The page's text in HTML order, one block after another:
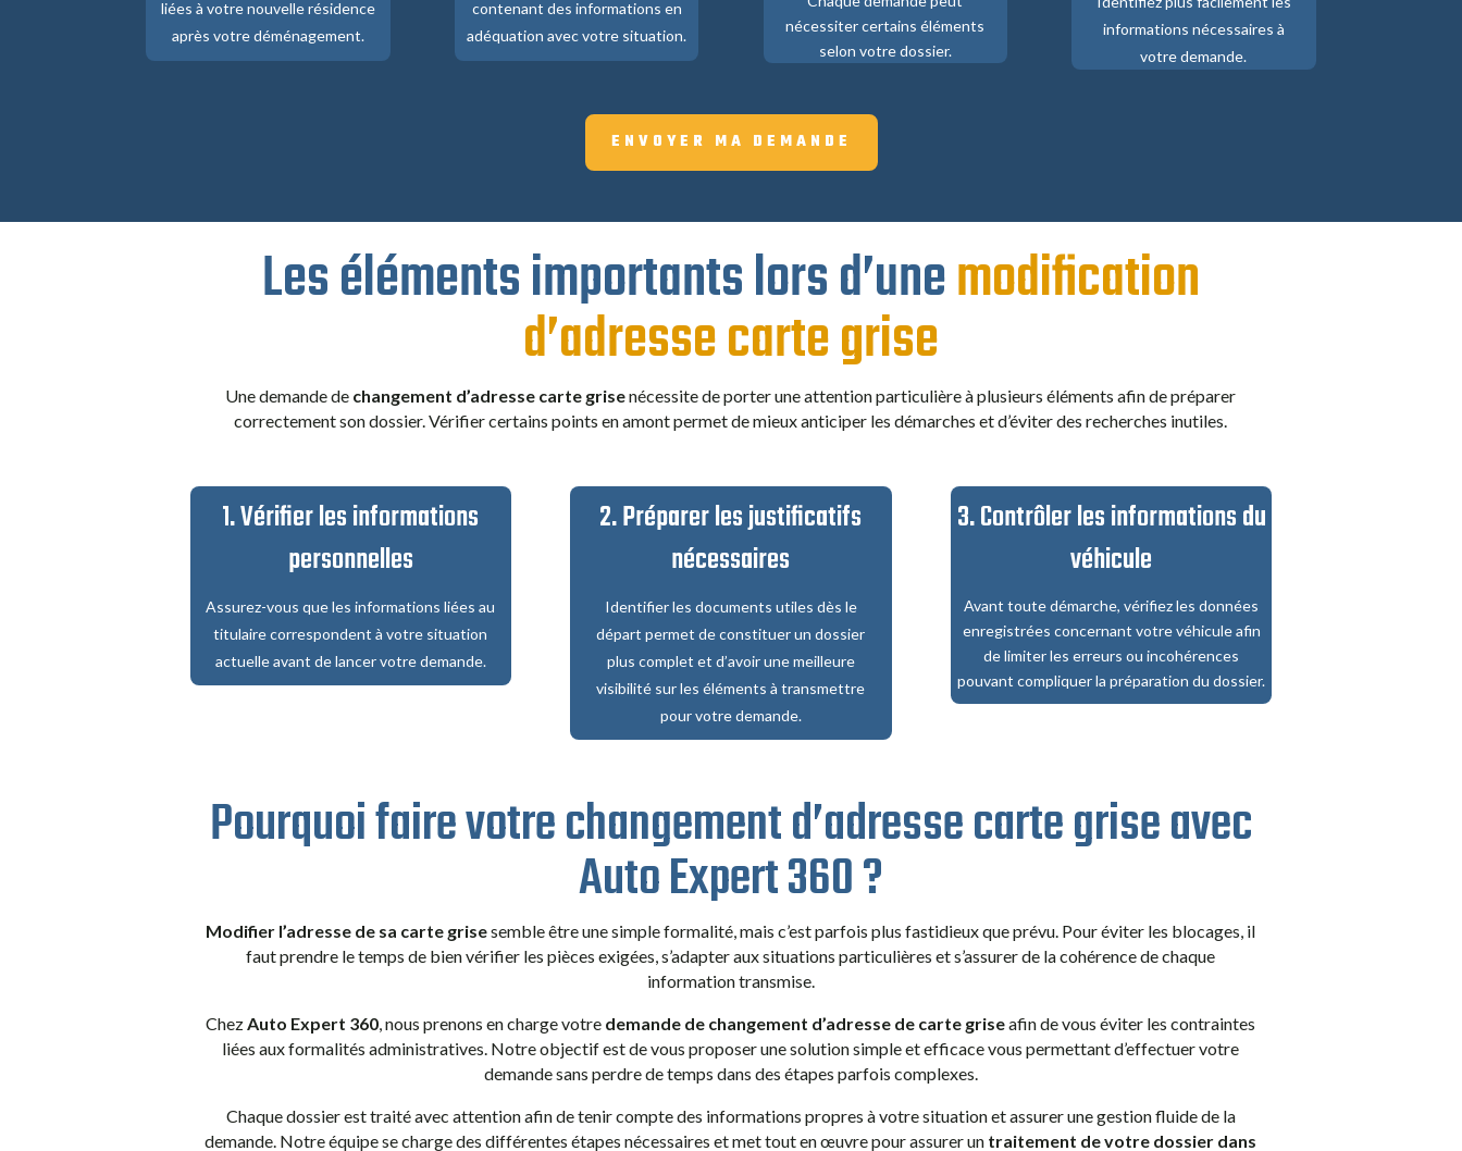
liées à votre nouvelle résidence
après votre déménagement.
contenant des informations en
adéquation avec votre situation.
nécessiter certains éléments
selon votre dossier.
informations nécessaires à
votre demande.
ENVOYER MA DEMANDE
Les éléments importants lors d’unemodification
d’adresse carte grise
Une demande de changement d’adresse carte grisenécessite de porter une attention particulière à plusieurs éléments afin de préparer
correctement son dossier. Vérifier certains points en amont permet de mieux anticiper les démarches et d’éviter des recherches inutiles.
1. Vérifier les informations
personnelles
Assurez-vous que les informations liées au
titulaire correspondent à votre situation
actuelle avant de lancer votre demande.
2. Préparer les justificatifs
nécessaires
Identifier les documents utiles dès le
départ permet de constituer un dossier
plus complet et d’avoir une meilleure
visibilité sur les éléments à transmettre
pour votre demande.
3. Contrôler les informations du
véhicule
Avant toute démarche, vérifiez les données
enregistrées concernant votre véhicule afin
de limiter les erreurs ou incohérences
pouvant compliquer la préparation du dossier.
Pourquoi faire votre changement d’adresse carte grise avec
Auto Expert 360 ?
Modifier l’adresse de sa carte grisesemble être une simple formalité, mais c’est parfois plus fastidieux que prévu. Pour éviter les blocages, il
faut prendre le temps de bien vérifier les pièces exigées, s’adapter aux situations particulières et s’assurer de la cohérence de chaque
information transmise.
ChezAuto Expert 360, nous prenons en charge votre demande de changement d’adresse de carte griseafin de vous éviter les contraintes
liées aux formalités administratives. Notre objectif est de vous proposer une solution simple et efficace vous permettant d’effectuer votre
demande sans perdre de temps dans des étapes parfois complexes.
Chaque dossier est traité avec attention afin de tenir compte des informations propres à votre situation et assurer une gestion fluide de la
demande. Notre équipe se charge des différentes étapes nécessaires et met tout en œuvre pour assurer un traitement de votre dossier dans